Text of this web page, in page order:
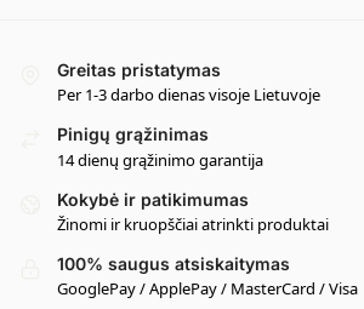
Greitas pristatymas
Per 1-3 darbo dienas visoje Lietuvoje
Pinigų grąžinimas
14 dienų grąžinimo garantija
Kokybė ir patikimumas
Žinomi ir kruopščiai atrinkti produktai
100% saugus atsiskaitymas
GooglePay / ApplePay / MasterCard / Visa